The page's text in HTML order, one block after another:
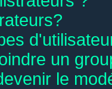
un
le